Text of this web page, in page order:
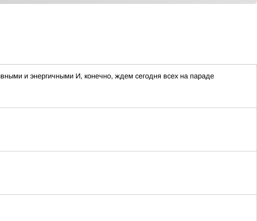
и энергичными И, конечно, ждем сегодня всех на параде